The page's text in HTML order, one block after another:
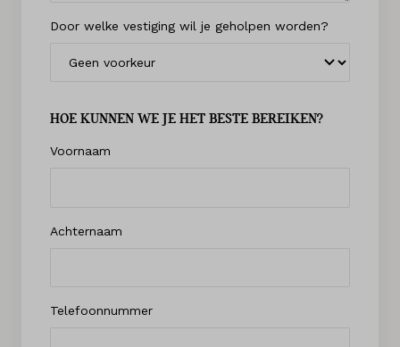
Door welke vestiging wil je geholpen worden?
HOE KUNNEN WE JE HET BESTE BEREIKEN?
Voornaam
Achternaam
Telefoonnummer